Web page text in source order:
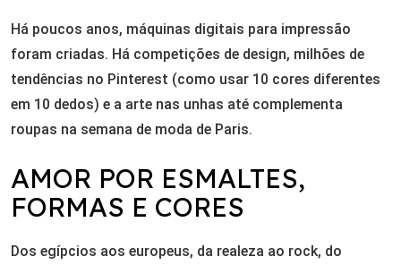
Há poucos anos, máquinas digitais para impressão
foram criadas. Há competições de design, milhões de
tendências no Pinterest (como usar 10 cores diferentes
em 10 dedos) e a arte nas unhas até complementa
roupas na semana de moda de Paris.
AMOR POR ESMALTES,
FORMAS E CORES
Dos egípcios aos europeus, da realeza ao rock, do